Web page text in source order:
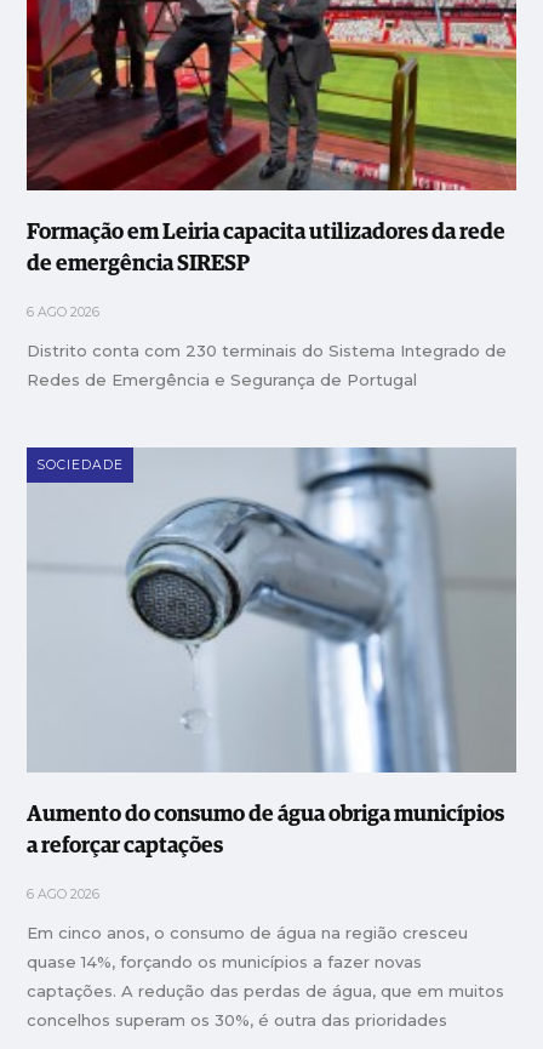
Formação em Leiria capacita utilizadores da rede
de emergência SIRESP
6 AGO 2026
Distrito conta com 230 terminais do Sistema Integrado de
Redes de Emergência e Segurança de Portugal
SOCIEDADE
Aumento do consumo de água obriga municípios
a reforçar captações
6 AGO 2026
Em cinco anos, o consumo de água na região cresceu
quase 14%, forçando os municípios a fazer novas
captações. A redução das perdas de água, que em muitos
concelhos superam os 30%, é outra das prioridades